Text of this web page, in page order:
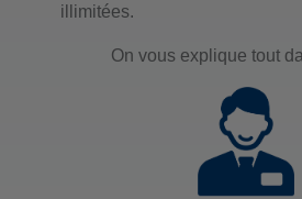
illimitées.
On vous explique tout